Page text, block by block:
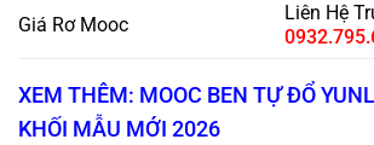
Giá Rơ Mooc
Liên Hệ
XEM THÊM: MOOC BEN TỰ ĐỔ
KHỐI MẪU MỚI 2026